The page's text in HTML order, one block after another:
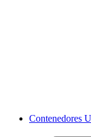
Contenedores